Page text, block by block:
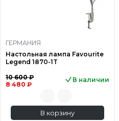
ГЕРМАНИЯ
Настольная лампа Favourite
Legend 1870-1T
10 600 ₽
8 480 ₽
В наличии
В корзину